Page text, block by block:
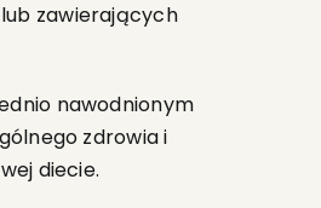
zawierających
nawodnionym
zdrowia i
diecie.